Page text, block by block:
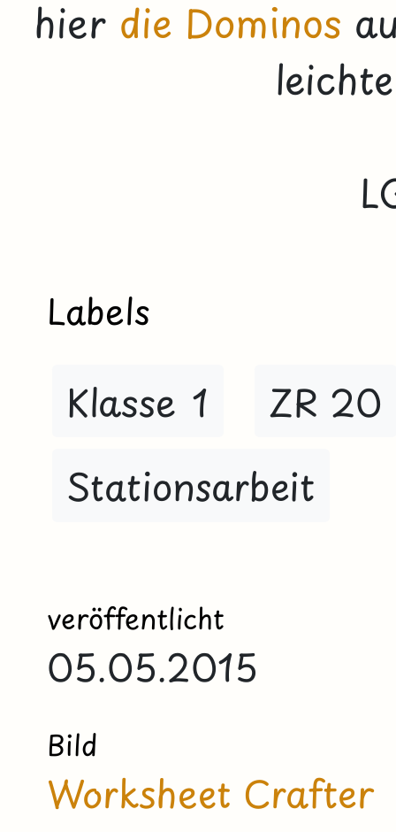
hier die Dominos
Labels
Klasse 1
ZR 20
Stationsarbeit
veröffentlicht
05.05.2015
Bild
Worksheet Crafter